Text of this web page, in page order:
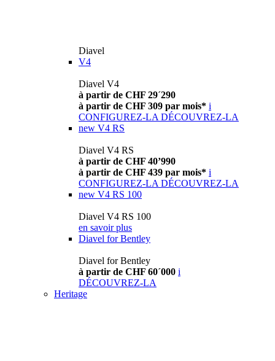
Diavel
V4
Diavel V4
à partir de CHF 29´290
à partir de CHF 309 par mois* i
CONFIGUREZ-LA DÉCOUVREZ-LA
new V4 RS
Diavel V4 RS
à partir de CHF 40’990
à partir de CHF 439 par mois* i
CONFIGUREZ-LA DÉCOUVREZ-LA
new V4 RS 100
Diavel V4 RS 100
en savoir plus
Diavel for Bentley
Diavel for Bentley
à partir de CHF 60´000 i
DÉCOUVREZ-LA
Heritage